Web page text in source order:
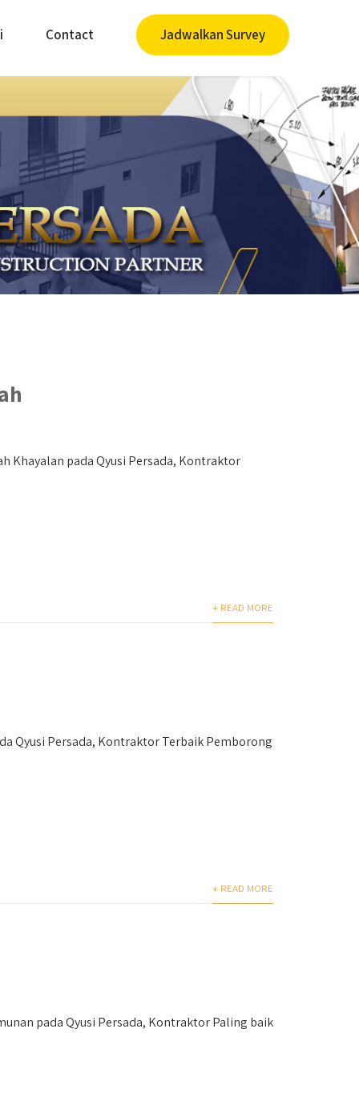
Contact Jadwalkan Survey
Khayalan pada Qyusi Persada, Kontraktor
+ READ MORE
Qyusi Persada, Kontraktor Terbaik Pemborong
+ READ MORE
pada Qyusi Persada, Kontraktor Paling baik